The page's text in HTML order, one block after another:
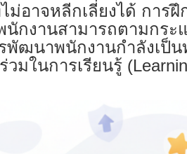
ม่อาจหลีกเลี่ยงได้ การ
นักงานสามารถตามกร
พัฒนาพนักงานกำลังเป็น
มในการเรียนรู้